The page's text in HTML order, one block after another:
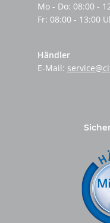
Mo - Do: 08:00 -
Fr: 08:00 - 13:00
Händler
E-Mail: